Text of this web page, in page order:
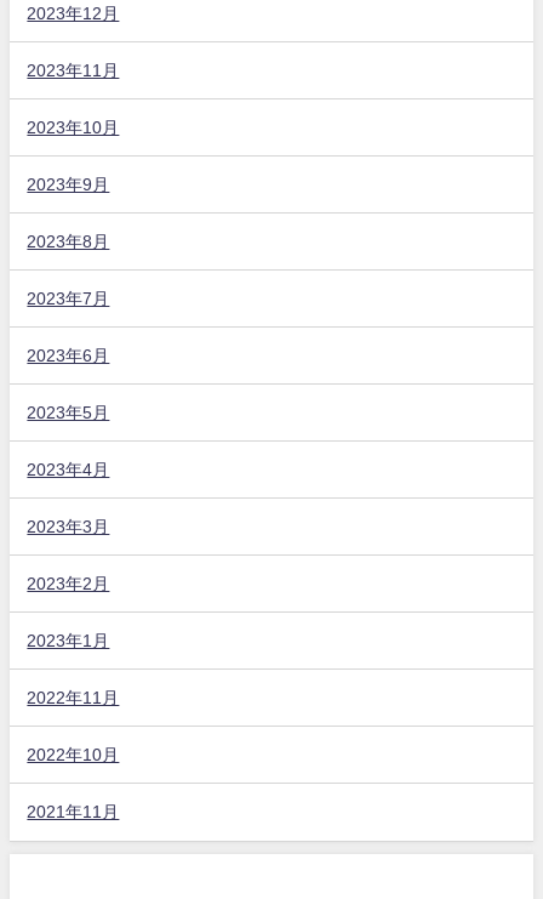
2023年12月
2023年11月
2023年10月
2023年9月
2023年8月
2023年7月
2023年6月
2023年5月
2023年4月
2023年3月
2023年2月
2023年1月
2022年11月
2022年10月
2021年11月